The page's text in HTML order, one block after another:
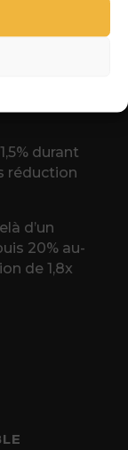
durant
réduction
d’un
20% au-
de 1,8x